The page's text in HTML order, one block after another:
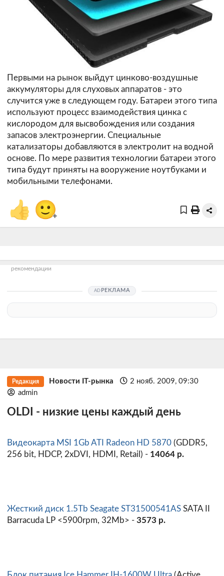
Первыми на рынок выйдут цинково-воздушные
аккумуляторы для слуховых аппаратов - это
случится уже в следующем году. Батареи этого типа
используют процесс взаимодействия цинка с
кислородом для высвобождения или создания
запасов электроэнергии. Специальные
катализаторы добавляются в электролит на водной
основе. По мере развития технологии батареи этого
типа будут приняты на вооружение ноутбуками и
мобильными телефонами.
👍 🙂+
рекомендации
РЕКЛАМА
Редакция Новости IT-рынка
2 нояб. 2009, 09:30
admin
OLDI - низкие цены каждый день
Видеокарта MSI 1Gb ATI Radeon HD 5870 (GDDR5,
256 bit, HDCP, 2xDVI, HDMI, Retail) - 14064 р.
Жесткий диск 1.5Tb Seagate ST31500541AS SATA II
Barracuda LP <5900rpm, 32Mb> - 3573 р.